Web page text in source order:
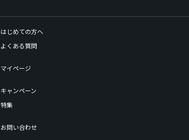
はじめての方へ
よくある質問
マイページ
キャンペーン
特集
お問い合わせ